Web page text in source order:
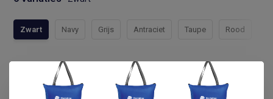
Zwart Navy Grijs Antraciet Taupe Rood
Compleet assortiment
Snelle levering